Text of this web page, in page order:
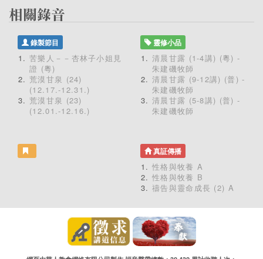
錄製節目
苦樂人－－杏林子小姐見
證 (粵)
荒漠甘泉 (24)
(12.17.-12.31.)
荒漠甘泉 (23)
(12.01.-12.16.)
靈修小品
清晨甘露 (1-4講) (粵) -
朱建磯牧師
清晨甘露 (9-12講) (普) -
朱建磯牧師
清晨甘露 (5-8講) (普) -
朱建磯牧師
真証傳播
性格與牧養 A
性格與牧養 B
禱告與靈命成長 (2) A